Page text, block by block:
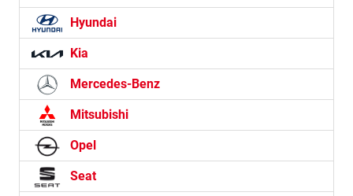
Hyundai
Kia
Mercedes-Benz
Mitsubishi
Opel
Seat